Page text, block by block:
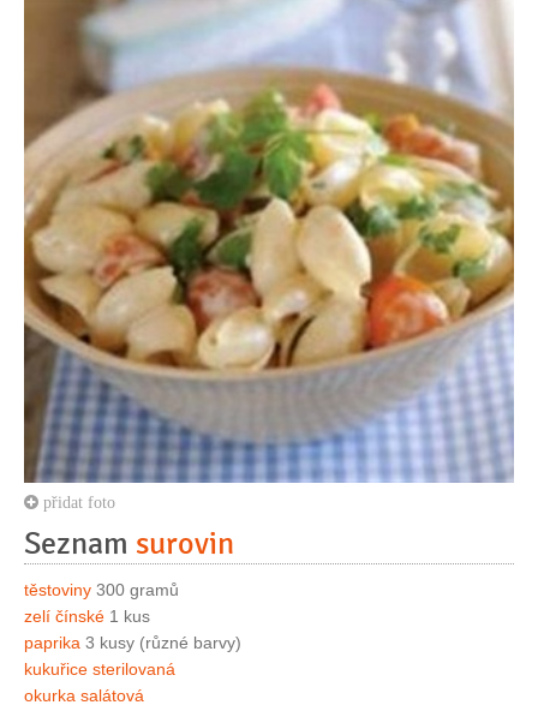
přidat foto
Seznam surovin
těstoviny 300 gramů
zelí čínské 1 kus
paprika 3 kusy (různé barvy)
kukuřice sterilovaná
okurka salátová